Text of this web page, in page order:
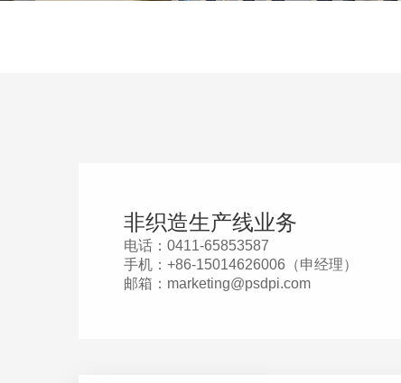
非织造生产线业务
电话：0411-65853587
手机：+86-15014626006（申经理）
邮箱：marketing@psdpi.com